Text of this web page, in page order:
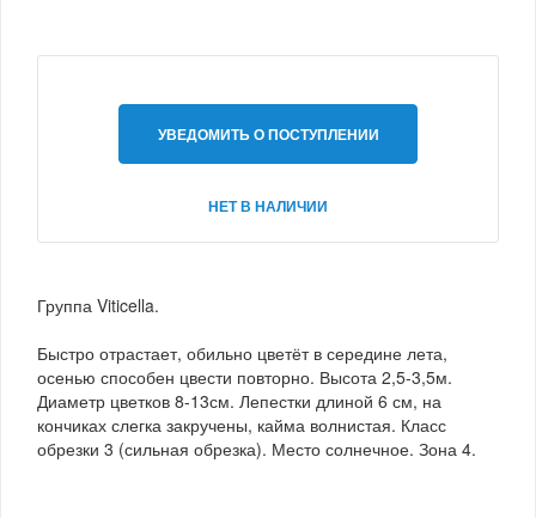
УВЕДОМИТЬ О ПОСТУПЛЕНИИ
НЕТ В НАЛИЧИИ
Группа Viticella.
Быстро отрастает, обильно цветёт в середине лета,
осенью способен цвести повторно. Высота 2,5-3,5м.
Диаметр цветков 8-13см. Лепестки длиной 6 см, на
кончиках слегка закручены, кайма волнистая. Класс
обрезки 3 (сильная обрезка). Место солнечное. Зона 4.